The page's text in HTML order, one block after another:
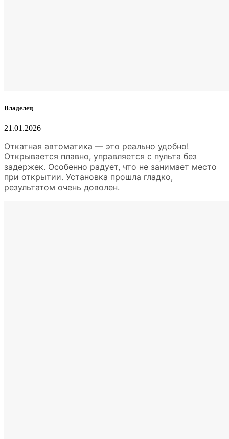
Владелец
21.01.2026
Откатная автоматика — это реально удобно!
Открывается плавно, управляется с пульта без
задержек. Особенно радует, что не занимает место
при открытии. Установка прошла гладко,
результатом очень доволен.